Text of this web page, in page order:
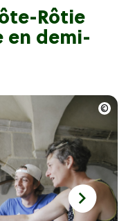
Rôtie
en demi-